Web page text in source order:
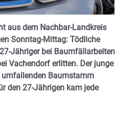
aus dem Nachbar-Landkreis
Sonntag-Mittag: Tödliche
Jähriger bei Baumfällarbeiten
Vachendorf erlitten. Der junge
Baumstamm
den 27-Jährigen kam jede